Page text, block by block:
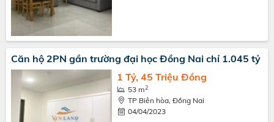
Căn hộ 2PN gần trường đại học Đồng Nai chỉ 1.045 tỷ
1 Tỷ, 45 Triệu Đồng
53 m2
TP Biên hòa, Đồng Nai
04/04/2023